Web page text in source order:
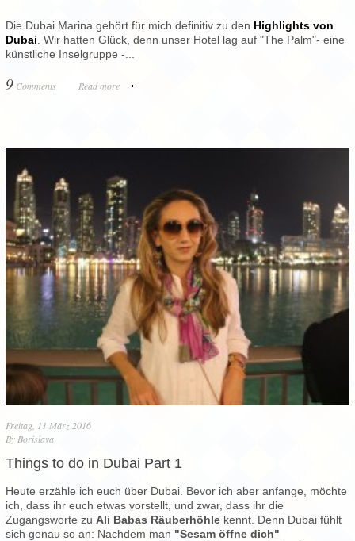
Die Dubai Marina gehört für mich definitiv zu den Highlights von
Dubai . Wir hatten Glück, denn unser Hotel lag auf "The Palm"- eine
künstliche Inselgruppe -...
9 Comments Read more
Freitag, 11 März 2016
By Borislava
Things to do in Dubai Part 1
Heute erzähle ich euch über Dubai. Bevor ich aber anfange, möchte
ich, dass ihr euch etwas vorstellt, und zwar, dass ihr die
Zugangsworte zu Ali Babas Räuberhöhle kennt. Denn Dubai fühlt
sich genau so an: Nachdem man "Sesam öffne dich"